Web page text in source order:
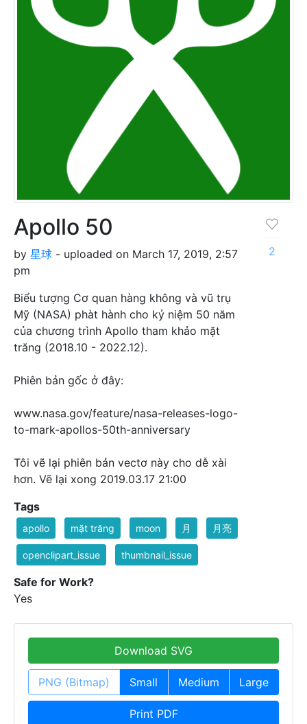
Apollo 50
by 星球 - uploaded on March 17, 2019, 2:57
pm
Biểu tượng Cơ quan hàng không và vũ trụ
Mỹ (NASA) phàt hành cho kỷ niệm 50 năm
của chương trình Apollo tham khảo mặt
trăng (2018.10 - 2022.12).
Phiên bản gốc ở đây:
www.nasa.gov/feature/nasa-releases-logo-
to-mark-apollos-50th-anniversary
Tôi vẽ lại phiên bản vectơ này cho dễ xài
hơn. Vẽ lại xong 2019.03.17 21:00
2
Tags
apollo mặt trăng moon 月 月亮
openclipart_issue thumbnail_issue
Safe for Work?
Yes
Download SVG
PNG (Bitmap) Small Medium Large
Print PDF